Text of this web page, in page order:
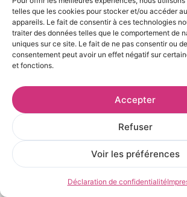
telles que les cookies pour stocker et/ou accéder
appareils. Le fait de consentir à ces technologies
traiter des données telles que le comportement de
uniques sur ce site. Le fait de ne pas consentir ou
consentement peut avoir un effet négatif sur
et fonctions.
Accepter
Refuser
Voir les préférences
Déclaration de confidentialité